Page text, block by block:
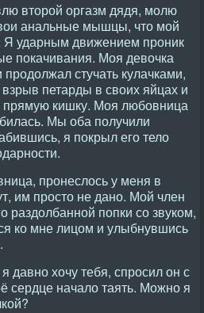
второй оргазм дядя, молю
анальные мышцы, что мой
Я ударным движением проник
покачивания. Моя девочка
стучать кулачками,
петарды в своих яйцах и
прямую кишку. Моя любовница
Мы оба получили
я покрыл его тело
пронеслось у меня в
им просто не дано. Мой член
раздолбанной попки со звуком,
ко мне лицом и улыбнувшись
давно хочу тебя, спросил он с
сердце начало таять. Можно я